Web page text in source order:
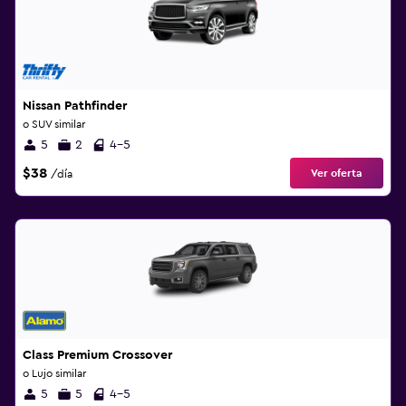
Nissan Pathfinder
o SUV similar
5 2 4-5
$38 /día Ver oferta
Class Premium Crossover
o Lujo similar
5 5 4-5